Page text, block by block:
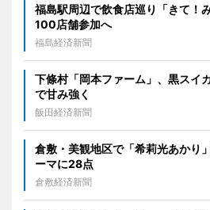
福島駅周辺で飲食店巡り「きて！
100店舗参加へ
福島経済新聞
下條村「岡本ファーム」、黒ス
で甘み強く
飯田経済新聞
倉敷・美観地区で「希莉光あか
ーマに28点
倉敷経済新聞